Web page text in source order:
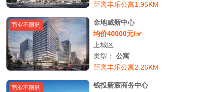
距离丰乐公寓1.95KM
商业不限购
金地威新中心
均价40000元/㎡
上城区
类型：公寓
距离丰乐公寓2.26KM
商业不限购
钱投新宸商务中心